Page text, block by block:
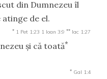
din Dumnezeu îl
atinge de el.
* 1 Pet 1:23 1 Ioan 3:9 ** Iac 1:27
şi că toată*
* Gal 1:4